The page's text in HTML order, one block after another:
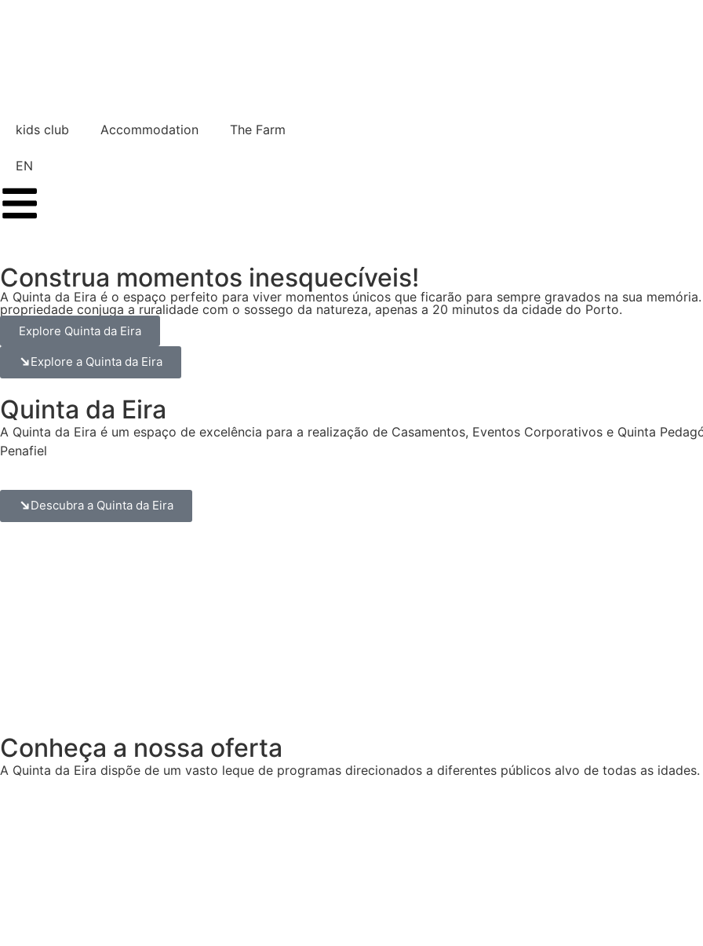
kids club Accommodation The Farm
EN
Construa momentos inesquecíveis!
A Quinta da Eira é o espaço perfeito para viver momentos únicos que ficarão para sempre gravados na sua
propriedade conjuga a ruralidade com o sossego da natureza, apenas a 20 minutos da cidade do Porto.
Explore Quinta da Eira
Explore a Quinta da Eira
Quinta da Eira
A Quinta da Eira é um espaço de excelência para a realização de Casamentos, Eventos Corporativos e Quinta
Penafiel
Descubra a Quinta da Eira
Conheça a nossa oferta
A Quinta da Eira dispõe de um vasto leque de programas direcionados a diferentes públicos alvo de todas as idades.